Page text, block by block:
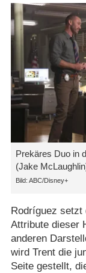
Prekäres Duo in
(Jake
ABC/​Disney+
Rodríguez setzt
Attribute dieser
anderen
wird Trent die
Seite gestellt,